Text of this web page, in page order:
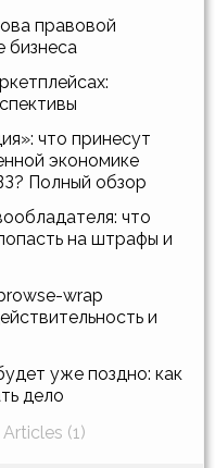
правовой
бизнеса
что принесут
экономике
Полный обзор
что
на штрафы и
wrap
и
уже поздно: как
дело
(1)